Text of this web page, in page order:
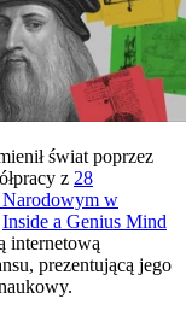
świat poprzez
z 28
w
Inside a Genius Mind
internetową
prezentującą jego